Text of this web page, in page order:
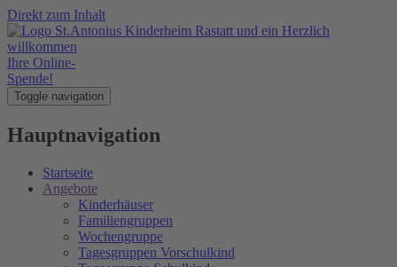
Direkt zum Inhalt
Ihre Online-
Spende!
Toggle navigation
Hauptnavigation
Startseite
Angebote
Kinderhäuser
Familiengruppen
Wochengruppe
Tagesgruppen Vorschulkind